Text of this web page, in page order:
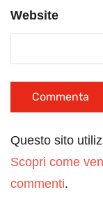
Website
Questo sito
Scopri come
commenti.